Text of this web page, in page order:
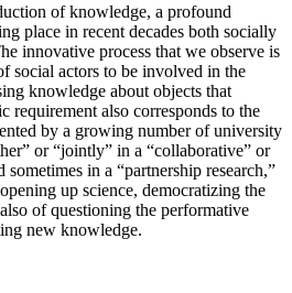
of knowledge, a profound
place in recent decades both socially
innovative process that we observe is
social actors to be involved in the
knowledge about objects that
requirement also corresponds to the
by a growing number of university
or “jointly” in a “collaborative” or
sometimes in a “partnership research,”
up science, democratizing the
of questioning the performative
new knowledge.